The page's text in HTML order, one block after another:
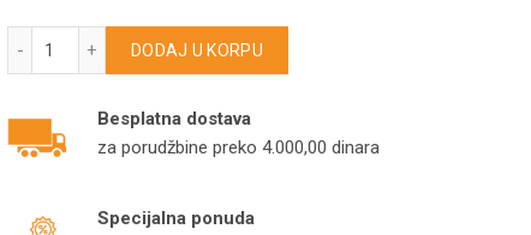
DODAJ U KORPU
Besplatna dostava
za porudžbine preko 4.000,00 dinara
Specijalna ponuda